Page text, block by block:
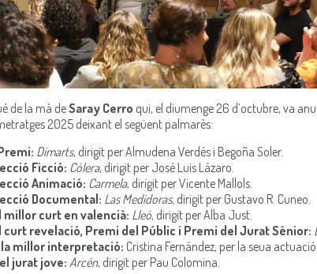
de la mà deSaray Cerro qui, el diumenge 26 d’octubre, va
2025 deixant el següent palmarès:
Dimarts, dirigit per Almudena Verdés i Begoña Soler.
Ficció: Cólera, dirigit per José Luis Lázaro.
Animació: Carmela, dirigit per Vicente Mallols.
Documental: Las Medidoras, dirigit per Gustavo R. Cuneo.
millor curt en valencià: Lleó, dirigit per Alba Just.
curt revelació, Premi del Públic i Premi del Jurat Sènior:
millor interpretació: Cristina Fernández, per la seua
jurat jove: Arcén, dirigit per Pau Colomina.